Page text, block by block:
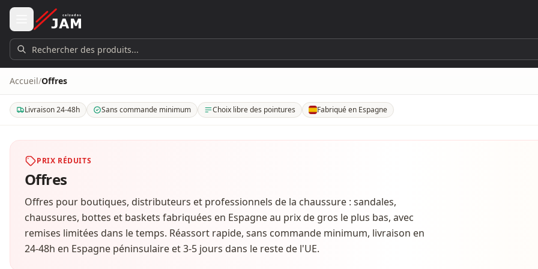
Aller au contenu principal
Rechercher des produits...
Accueil/Offres
Livraison 24-48h
. Livraison en 24 à 48 heures en Espagne péninsulaire. 3 à 5 jours dans le reste de l'Union européenne via les transporteurs MRW et FedEx.
Sans commande minimum
. Aucune quantité ni montant minimum de commande. Commandez à partir d'une seule paire sans engagement — idéal pour les
Choix libre des pointures
. Choisissez les modèles, couleurs et pointures à commander, paire par paire. Sans cartons
Fabriqué en Espagne
. Plus de 80 % de notre catalogue est fabriqué en Espagne,
PRIX RÉDUITS
Offres
Offres pour boutiques, distributeurs et professionnels de la chaussure : sandales,
chaussures, bottes et baskets fabriquées en Espagne au prix de gros le plus bas, avec
remises limitées dans le temps. Réassort rapide, sans commande minimum, livraison en
24-48h en Espagne péninsulaire et 3-5 jours dans le reste de l'UE.